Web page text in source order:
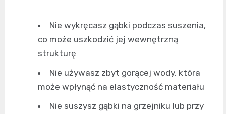
Nie wykręcasz gąbki podczas suszenia,
co może uszkodzić jej wewnętrzną
strukturę
Nie używasz zbyt gorącej wody, która
może wpłynąć na elastyczność materiału
Nie suszysz gąbki na grzejniku lub przy